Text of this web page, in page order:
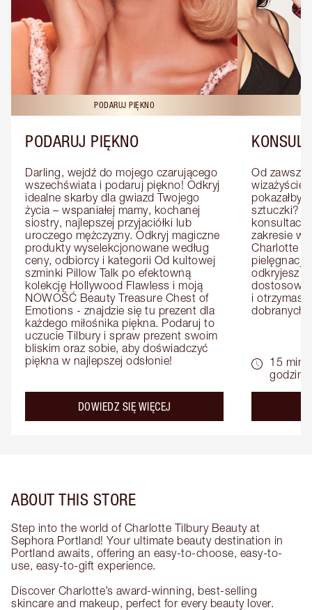
PODARUJ PIĘKNO
PODARUJ PIĘKNO
Darling, wejdź do mojego czarującego
wszechświata i podaruj piękno! Odkryj
idealne skarby dla gwiazd Twojego
życia – wspaniałej mamy, kochanej
siostry, najlepszej przyjaciółki lub
uroczego mężczyzny. Odkryj magiczne
produkty wyselekcjonowane według
ceny, odbiorcy i kategorii Od kultowej
szminki Pillow Talk po efektowną
kolekcję Hollywood Flawless i moją
NOWOŚĆ Beauty Treasure Chest of
Emotions - znajdzie się tu prezent dla
każdego miłośnika piękna. Podaruj to
uczucie Tilbury i spraw prezent swoim
bliskim oraz sobie, aby doświadczyć
piękna w najlepszej odsłonie!
DOWIEDZ SIĘ WIĘCEJ
Od zawsze
wizażyście
pokazałby
sztuczki?
zakresie
Charlotte
pielęgnacji
odkryjesz
i otrzymasz
dobranych
15
godziny
ABOUT THIS STORE
Step into the world of Charlotte Tilbury Beauty at
Sephora Portland! Your ultimate beauty destination in
Portland awaits, offering an easy-to-choose, easy-to-
use, easy-to-gift experience.
Discover Charlotte’s award-winning, best-selling
skincare and makeup, perfect for every beauty lover.